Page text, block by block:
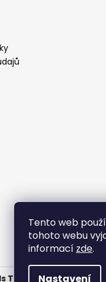
Tento web
tohoto webu
informací zde.
Nastavení
Technology. Všechna